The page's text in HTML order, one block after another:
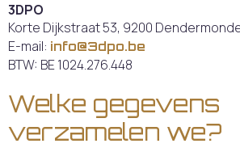
3DPO
Korte Dijkstraat 53, 9200
E-mail: info@3dpo.be
BTW: BE 1024.276.448
Welke gegevens
verzamelen we?